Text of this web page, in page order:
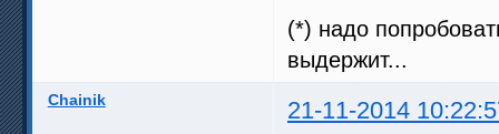
(*) надо
выдержит...
Chainik 21-11-2014